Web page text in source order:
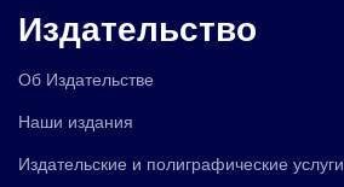
Издательство
Об Издательстве
Наши издания
Издательские и полиграфические услуги